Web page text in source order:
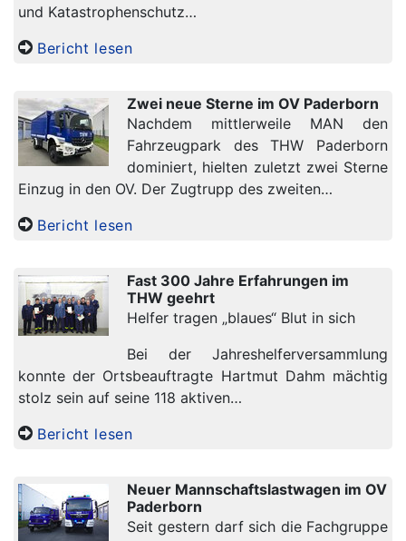
und Katastrophenschutz…
Bericht lesen
Zwei neue Sterne im OV Paderborn
Nachdem mittlerweile MAN den
Fahrzeugpark des THW Paderborn
dominiert, hielten zuletzt zwei Sterne
Einzug in den OV. Der Zugtrupp des zweiten…
Bericht lesen
Fast 300 Jahre Erfahrungen im
THW geehrt
Helfer tragen „blaues“ Blut in sich
Bei der Jahreshelferversammlung
konnte der Ortsbeauftragte Hartmut Dahm mächtig
stolz sein auf seine 118 aktiven…
Bericht lesen
Neuer Mannschaftslastwagen im OV
Paderborn
Seit gestern darf sich die Fachgruppe